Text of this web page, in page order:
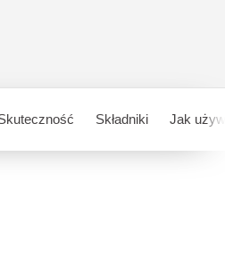
Składniki Jak